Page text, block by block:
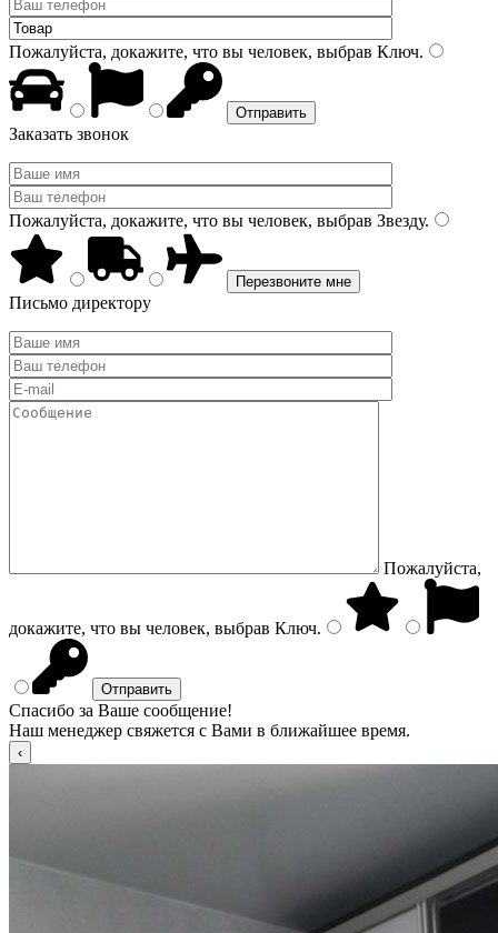
Пожалуйста, докажите, что вы человек, выбрав Ключ.
Заказать звонок
Пожалуйста, докажите, что вы человек, выбрав Звезду.
Письмо директору
Пожалуйста,
докажите, что вы человек, выбрав Ключ.
Спасибо за Ваше сообщение!
Наш менеджер свяжется с Вами в ближайшее время.